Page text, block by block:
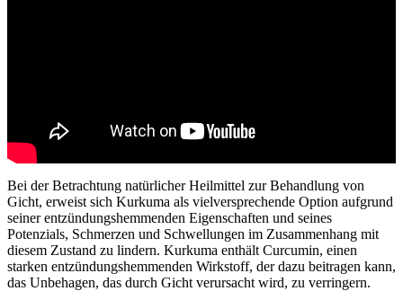
Bei der Betrachtung natürlicher Heilmittel zur Behandlung von
Gicht, erweist sich Kurkuma als vielversprechende Option aufgrund
seiner entzündungshemmenden Eigenschaften und seines
Potenzials, Schmerzen und Schwellungen im Zusammenhang mit
diesem Zustand zu lindern. Kurkuma enthält Curcumin, einen
starken entzündungshemmenden Wirkstoff, der dazu beitragen kann,
das Unbehagen, das durch Gicht verursacht wird, zu verringern.